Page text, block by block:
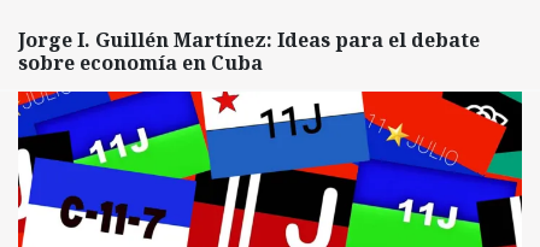
Jorge I. Guillén Martínez: Ideas para el debate
sobre economía en Cuba